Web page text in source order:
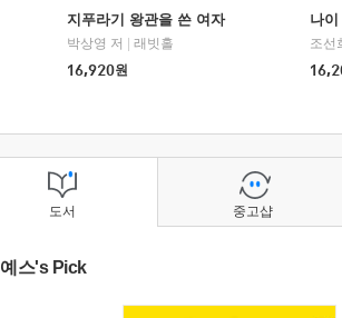
지푸라기 왕관을 쓴 여자
박상영 저
래빗홀
16,920원
나
조선
도서
예스's Pick
중고샵